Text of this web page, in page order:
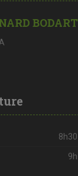
BODART